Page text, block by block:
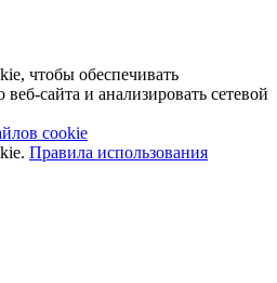
чтобы обеспечивать
сайта и анализировать сетевой
cookie
Правила использования